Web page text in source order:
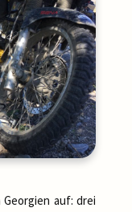
auf: drei